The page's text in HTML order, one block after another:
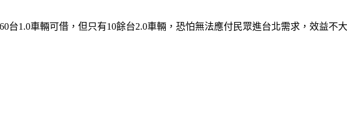
1.0車輛可借，但只有10餘台2.0車輛，恐怕無法應付民眾進台北需求，效益不大